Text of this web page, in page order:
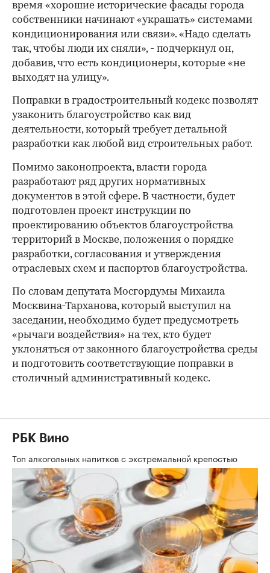
время «хорошие исторические фасады города
собственники начинают «украшать» системами
кондиционирования или связи». «Надо сделать
так, чтобы люди их сняли», - подчеркнул он,
добавив, что есть кондиционеры, которые «не
выходят на улицу».
Поправки в градостроительный кодекс позволят
узаконить благоустройство как вид
деятельности, который требует детальной
разработки как любой вид строительных работ.
Помимо законопроекта, власти города
разработают ряд других нормативных
документов в этой сфере. В частности, будет
подготовлен проект инструкции по
проектированию объектов благоустройства
территорий в Москве, положения о порядке
разработки, согласования и утверждения
отраслевых схем и паспортов благоустройства.
По словам депутата Мосгордумы Михаила
Москвина-Тарханова, который выступил на
заседании, необходимо будет предусмотреть
«рычаги воздействия» на тех, кто будет
уклоняться от законного благоустройства среды
и подготовить соответствующие поправки в
столичный административный кодекс.
РБК Вино
Топ алкогольных напитков с экстремальной крепостью